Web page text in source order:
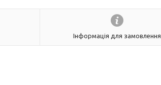
Інформація для замовлення